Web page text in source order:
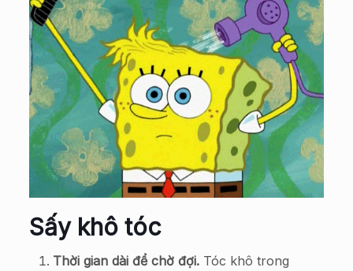
Sấy khô tóc
Thời gian dài để chờ đợi.Tóc khô trong